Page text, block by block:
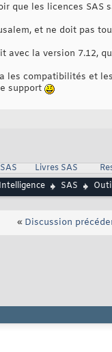
que les licences
et ne doit pas
avec la version 7.12,
les compatibilités et
support
Livres SAS
SAS
« Discussion